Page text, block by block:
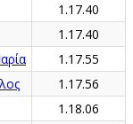
1.17.40
1.17.40
1.17.55
1.17.56
1.18.06